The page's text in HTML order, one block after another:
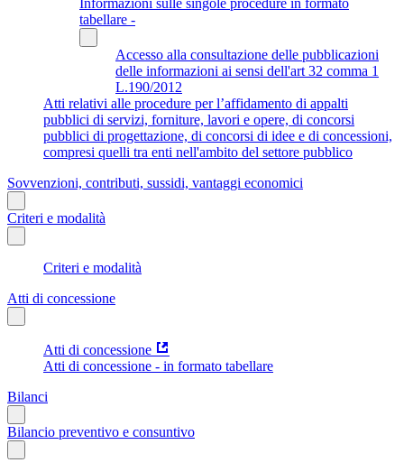
tabellare -
Accesso alla consultazione delle pubblicazioni
delle informazioni ai sensi dell'art 32 comma 1
L.190/2012
Atti relativi alle procedure per l’affidamento di appalti
pubblici di servizi, forniture, lavori e opere, di concorsi
pubblici di progettazione, di concorsi di idee e di concessioni,
compresi quelli tra enti nell'ambito del settore pubblico
Sovvenzioni, contributi, sussidi, vantaggi economici
Criteri e modalità
Criteri e modalità
Atti di concessione
Atti di concessione
Atti di concessione - in formato tabellare
Bilanci
Bilancio preventivo e consuntivo